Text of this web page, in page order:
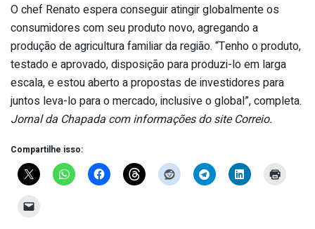
O chef Renato espera conseguir atingir globalmente os
consumidores com seu produto novo, agregando a
produção de agricultura familiar da região. “Tenho o produto,
testado e aprovado, disposição para produzi-lo em larga
escala, e estou aberto a propostas de investidores para
juntos leva-lo para o mercado, inclusive o global”, completa.
Jornal da Chapada com informações do site Correio.
Compartilhe isso: